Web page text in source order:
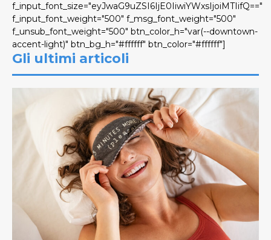
f_input_font_size="eyJwaG9uZSI6IjE0IiwiYWxsIjoiMTIifQ=="
f_input_font_weight="500" f_msg_font_weight="500"
f_unsub_font_weight="500" btn_color_h="var(--downtown-
accent-light)" btn_bg_h="#ffffff" btn_color="#ffffff"]
Gli ultimi articoli